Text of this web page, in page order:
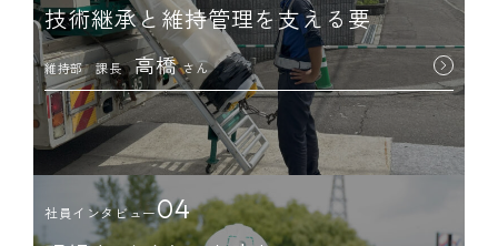
技術継承と維持管理を支える要
維持部 課長 高橋 さん
社員インタビュー04